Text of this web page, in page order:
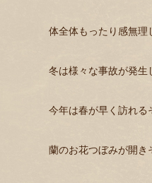
体全体もったり感無理
冬は様々な事故が発生
今年は春が早く訪れる
蘭のお花つぼみが開き